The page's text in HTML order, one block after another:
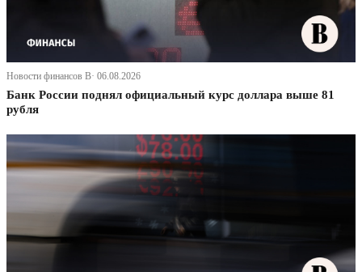
Новости финансов В· 06.08.2026
Банк России поднял официальный курс доллара выше 81
рубля